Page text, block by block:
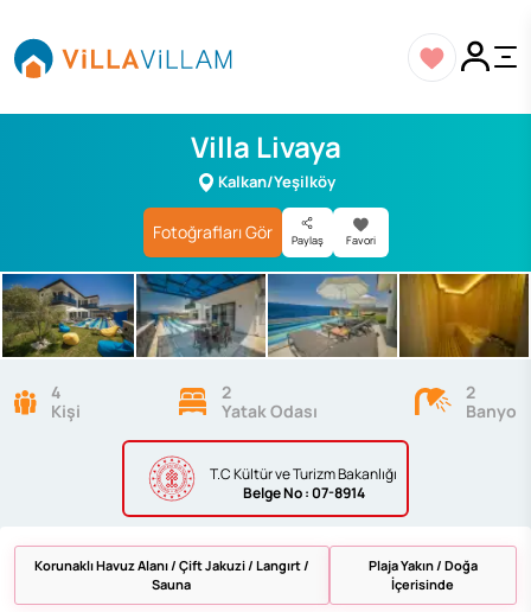
Villa Livaya
Kalkan/Yeşilköy
Fotoğrafları Gör Paylaş Favori
T.C Kültür ve Turizm Bakanlığı
BelgeNo : 07-8914
4
Kişi
2
Yatak Odası
2
Banyo
Korunaklı Havuz Alanı / Çift Jakuzi / Langırt /
Sauna
Plaja Yakın / Doğa
İçerisinde